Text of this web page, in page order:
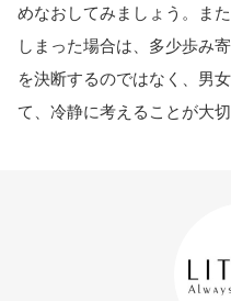
めなおしてみましょう。ま
しまった場合は、多少歩み
を決断するのではなく、男
て、冷静に考えることが大切